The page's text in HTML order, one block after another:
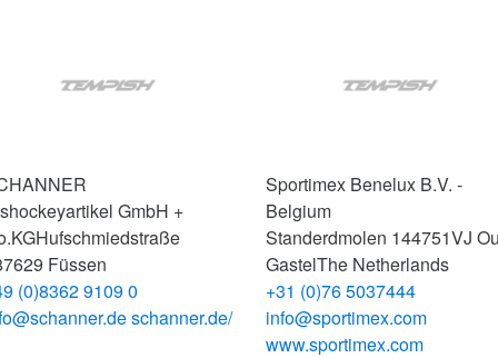
GmbH +
Hufschmiedstraße
Füssen
(0)8362 9109 0
schanner.de/
Sportimex Benelux B.V. -
Belgium
Standerdmolen 144751VJ
GastelThe Netherlands
+31 (0)76 5037444
info@sportimex.com
www.sportimex.com